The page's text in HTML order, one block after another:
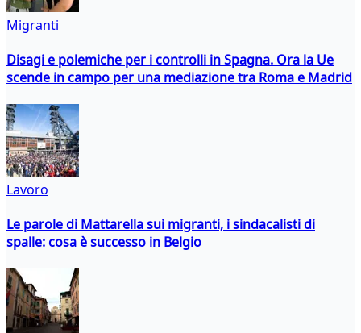
Migranti
Disagi e polemiche per i controlli in Spagna. Ora la Ue
scende in campo per una mediazione tra Roma e Madrid
Lavoro
Le parole di Mattarella sui migranti, i sindacalisti di
spalle: cosa è successo in Belgio